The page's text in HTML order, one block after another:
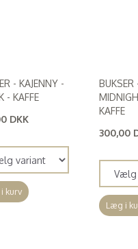
- KAJENNY -
- KAFFE
DKK
kurv
BUKSER
KAFFE
300,00
Læg i